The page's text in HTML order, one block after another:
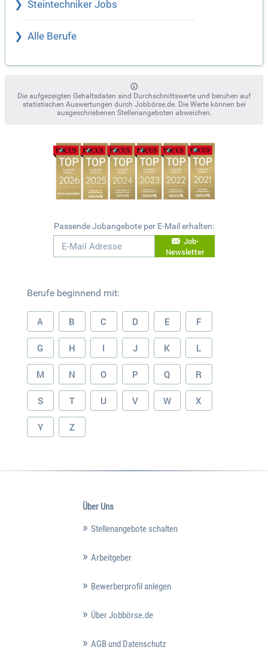
Steintechniker Jobs
Alle Berufe
Die aufgezeigten Gehaltsdaten sind Durchschnittswerte und beruhen auf
statistischen Auswertungen durch Jobbörse.de. Die Werte können bei
ausgeschriebenen Stellenangeboten abweichen.
Passende Jobangebote per E-Mail erhalten:
Job-
Newsletter
Berufe beginnend mit:
A B C D E F
G H I J K L
M N O P Q R
S T U V W X
Y Z
Über Uns
Stellenangebote schalten
Arbeitgeber
Bewerberprofil anlegen
Über Jobbörse.de
AGB und Datenschutz